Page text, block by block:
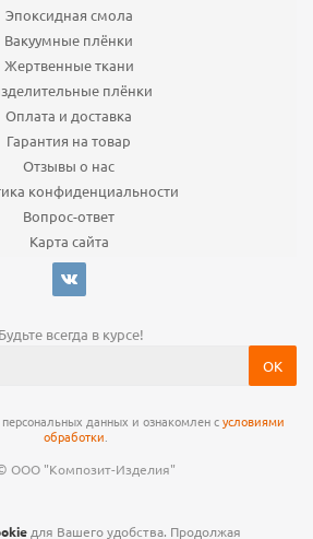
Эпоксидная смола
Вакуумные плёнки
Жертвенные ткани
плёнки
Оплата и доставка
Гарантия на товар
Отзывы о нас
конфиденциальности
Вопрос-ответ
Карта сайта
Будьте всегда в курсе!
данных и ознакомлен сусловиями
обработки
ООО "Композит-Изделия"
для Вашего удобства. Продолжая